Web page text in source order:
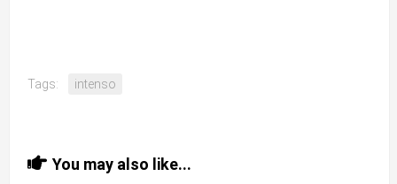
Tags: intenso
You may also like...